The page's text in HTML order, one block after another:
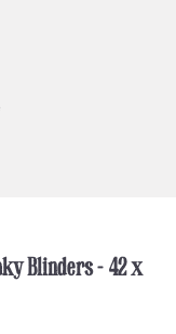
Blinders - 42 x